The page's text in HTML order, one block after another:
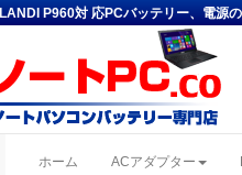
LANDI P960対 応PCバッテリー、電源
ホーム (current)ACアダプター